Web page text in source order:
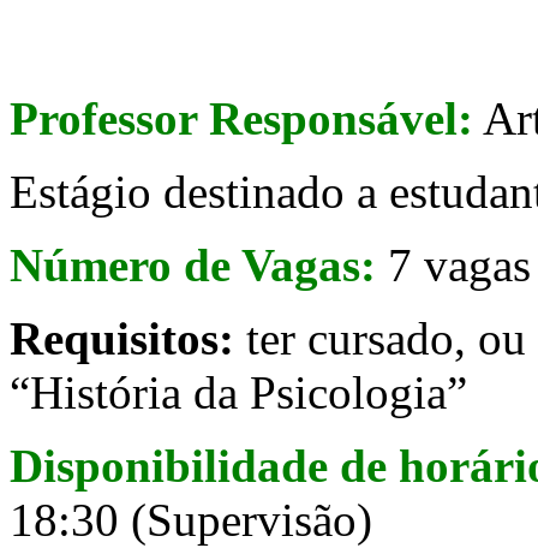
Professor Responsável:
Estágio destinado a
Número de Vagas: 7 vagas
Requisitos: ter cursado,
“História da Psicologia”
Disponibilidade de
18:30 (Supervisão)